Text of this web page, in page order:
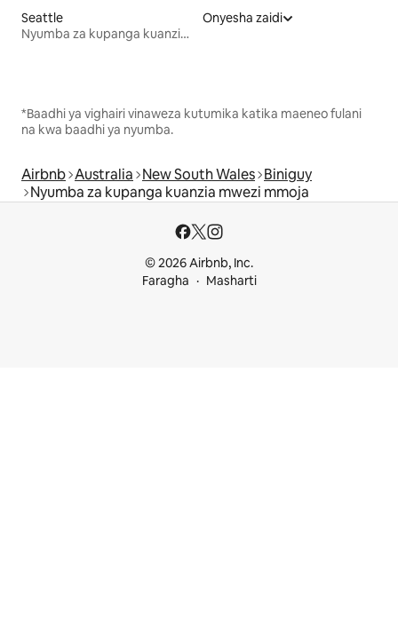
Seattle
Nyumba za kupanga kuanzia mwezi mmoja
Onyesha zaidi
*Baadhi ya vighairi vinaweza kutumika katika maeneo fulani
na kwa baadhi ya nyumba.
Airbnb Australia New South Wales Biniguy
Nyumba za kupanga kuanzia mwezi mmoja
© 2026 Airbnb, Inc.
Faragha
Masharti